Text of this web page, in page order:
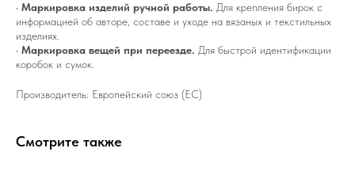
• Маркировка изделий ручной работы. Для крепления бирок с
информацией об авторе, составе и уходе на вязаных и текстильных
изделиях.
• Маркировка вещей при переезде. Для быстрой идентификации
коробок и сумок.
Производитель: Европейский союз (ЕС)
Смотрите также